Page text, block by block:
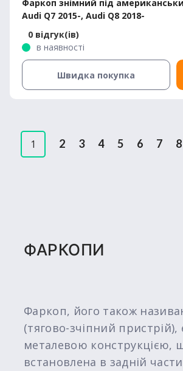
Фаркоп знімний під
Audi Q7 2015-, Audi Q8 2018-
0 відгук(ів)
в наявності
Швидка покупка
1 2 3 4 5 6 7 8
ФАРКОПИ
Фаркоп, його також
(тягово-зчіпний
металевою конструкцією,
встановлена ​​в задній